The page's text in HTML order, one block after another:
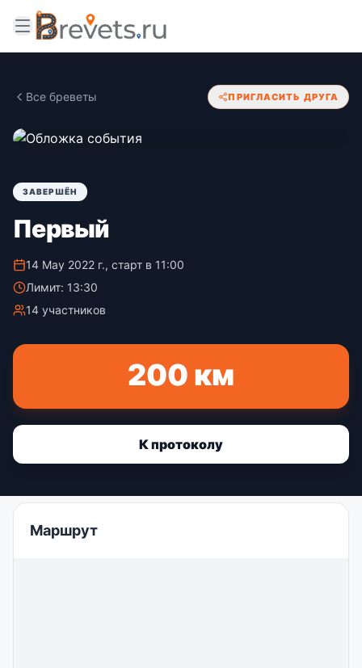
Все бреветы ПРИГЛАСИТЬ ДРУГА
ЗАВЕРШЁН
Первый
14 May 2022 г., старт в 11:00
Лимит: 13:30
14 участников
200 км
К протоколу
Маршрут